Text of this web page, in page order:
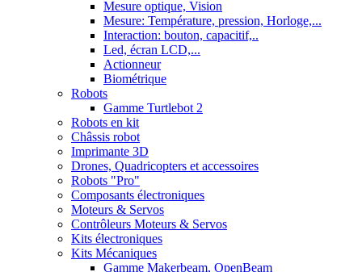
Mesure optique, Vision
Mesure: Température, pression, Horloge,...
Interaction: bouton, capacitif,..
Led, écran LCD,...
Actionneur
Biométrique
Robots
Gamme Turtlebot 2
Robots en kit
Châssis robot
Imprimante 3D
Drones, Quadricopters et accessoires
Robots "Pro"
Composants électroniques
Moteurs & Servos
Contrôleurs Moteurs & Servos
Kits électroniques
Kits Mécaniques
Gamme Makerbeam, OpenBeam